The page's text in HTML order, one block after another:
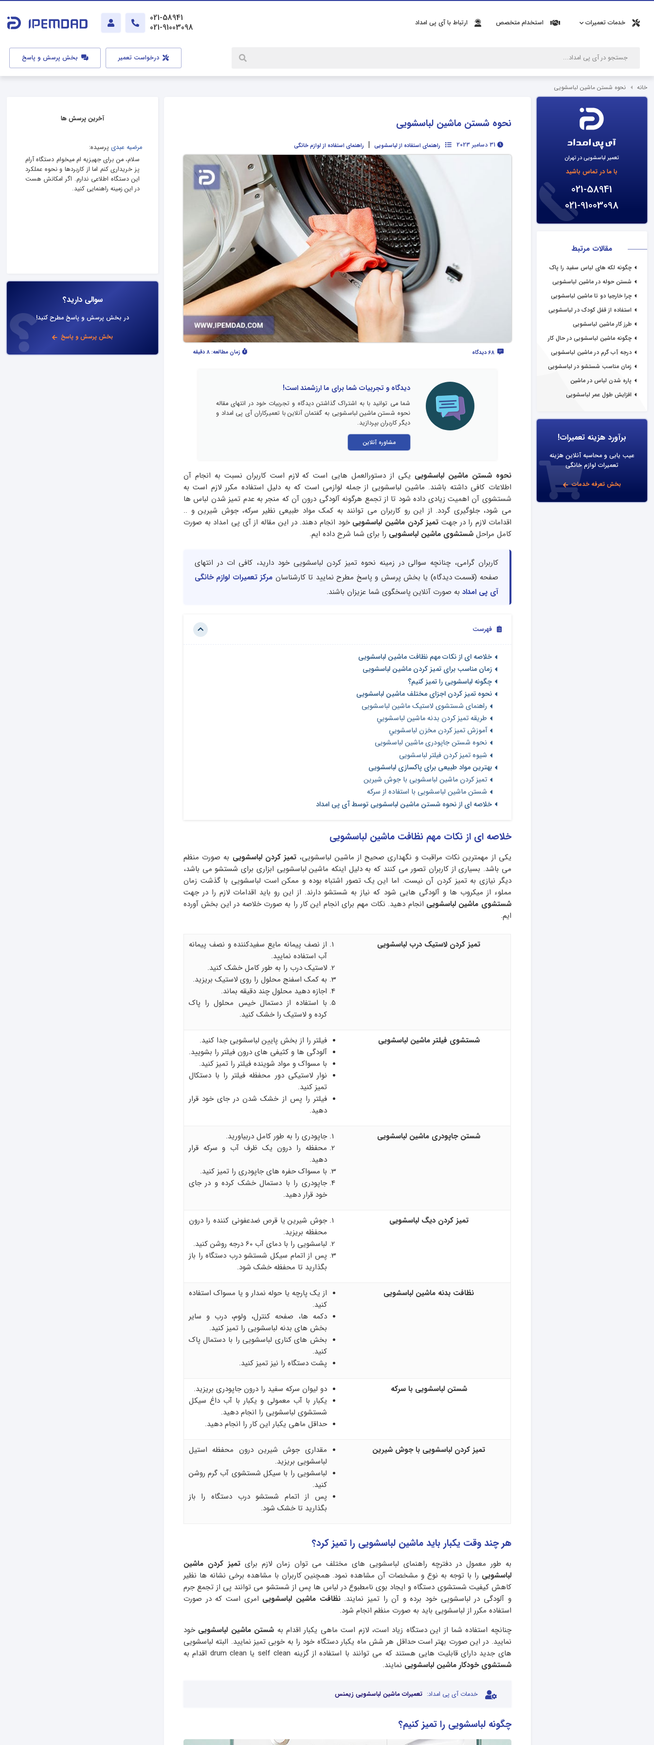
خدمات تعمیرات استخدام متخصص ارتباط با آی پی امداد
021-58941
021-91003098
درخواست تعمیر بخش پرسش و پاسخ
خانه نحوه شستن ماشین لباسشویی
تعمیر لباسشویی در تهران
با ما در تماس باشید
021-58941
021-91003098
مقالات مرتبط
چگونه لکه های لباس سفید را پاک
شستن حوله در ماشین لباسشویی
چرا خارجیا دو تا ماشین لباسشویی
استفاده از قفل کودک در لباسشویی
طرز کار ماشین لباسشویی
چگونه ماشین لباسشویی در حال کار
درجه آب گرم در ماشین لباسشویی
زمان مناسب شستشو در لباسشویی
پاره شدن لباس در ماشین
افزایش طول عمر لباسشویی
برآورد هزینه تعمیرات!
عیب یابی و محاسبه آنلاین هزینه
تعمیرات لوازم خانگی
بخش تعرفه خدمات
نحوه شستن ماشین لباسشویی
راهنمای استفاده از لباسشویی | راهنمای استفاده از لوازم خانگی
68 دیدگاه زمان مطالعه: 8 دقیقه
دیدگاه و تجربیات شما برای ما ارزشمند است!
شما می توانید با به اشتراک گذاشتن دیدگاه و تجربیات خود در انتهای مقاله
نحوه شستن ماشین لباسشویی به گفتمان آنلاین با تعمیرکاران آی پی امداد و
دیگر کاربران بپردازید.
مشاوره آنلاین
نحوه شستن ماشین لباسشویی یکی از دستورالعمل هایی است که لازم است کاربران نسبت به انجام آن
اطلاعات کافی داشته باشند. ماشین لباسشویی از جمله لوازمی است که به دلیل استفاده مکرر لازم است به
شستشوی آن اهمیت زیادی داده شود تا از تجمع هرگونه آلودگی درون آن که منجر به عدم تمیز شدن لباس ها
می شود، جلوگیری گردد. از این رو کاربران می توانند به کمک مواد طبیعی نظیر سرکه، جوش شیرین و ..
اقدامات لازم را در جهت تمیز کردن ماشین لباسشویی خود انجام دهند. در این مقاله از آی پی امداد به صورت
کامل مراحلشستشوی ماشین لباسشویی را برای شما شرح داده ایم.
کاربران گرامی، چنانچه سوالی در زمینه نحوه تمیز کردن لباسشویی خود دارید، کافی ات در انتهای
صفحه (قسمت دیدگاه) یا بخش پرسش و پاسخ مطرح نمایید تا کارشناسان مرکز تعمیرات لوازم خانگی
آی پی امداد به صورت آنلاین پاسخگوی شما عزیزان باشند.
فهرست
خلاصه ای از نکات مهم نظافت ماشین لباسشویی
زمان مناسب برای تمیز کردن ماشین لباسشویی
چگونه لباسشویی را تمیز کنیم؟
نحوه تمیز کردن اجزای مختلف ماشین لباسشویی
راهنمای شستشوی لاستیک ماشین لباسشویی
طریقه تميز كردن بدنه ماشين لباسشويي
آموزش تميز كردن مخزن لباسشويي
نحوه شستن جاپودری ماشین لباسشویی
شیوه تمیز کردن فیلتر لباسشویی
بهترین مواد طبیعی برای پاکسازی لباسشویی
تمیز کردن ماشین لباسشویی با جوش شیرین
شستن ماشین لباسشویی با استفاده از سرکه
خلاصه ای از نحوه شستن ماشین لباسشویی توسط آی پی امداد
خلاصه ای از نکات مهم نظافت ماشین لباسشویی
یکی از مهمترین نکات مراقبت و نگهداری صحیح از ماشین لباسشویی، تمیز کردن لباسشویی به صورت منظم
می باشد. بسیاری از کاربران تصور می کنند که به دلیل اینکه ماشین لباسشویی ابزاری برای شستشو می باشد،
دیگر نیازی به تمیز کردن آن نیست. اما این یک تصور اشتباه بوده و ممکن است لباسشویی با گذشت زمان
مملوء از میکروب ها و آلودگی هایی شود که نیاز به شستشو دارند. از این رو باید اقدامات لازم را در جهت
شستشوی ماشین لباسشویی انجام دهید. نکات مهم برای انجام این کار را به صورت خلاصه در این بخش آورده
ایم.
تمیز کردن لاستیک درب لباسشویی
از نصف پیمانه مایع سفیدکننده و نصف پیمانه
آب استفاده نمایید.
لاستیک درب را به طور کامل خشک کنید.
به کمک اسفنج محلول را روی لاستیک بریزید.
اجازه دهید محلول چند دقیقه بماند.
با استفاده از دستمال خیس محلول را پاک
کرده و لاستیک را خشک کنید.
شستشوی فیلتر ماشین لباسشویی
فیلتر را از بخش پایین لباسشویی جدا کنید.
آلودگی ها و کثیفی های درون فیلتر را بشویید.
با مسواک و مواد شوینده فیلتر را تمیز کنید.
نوار لاستیکی دور محفظه فیلتر را با دستکال
تمیز کنید.
فیلتر را پس از خشک شدن در جای خود قرار
دهید.
شستن جاپودری ماشین لباسشویی
جاپودری را به طور کامل دربیاورید.
محفظه را درون یک ظرف آب و سرکه قرار
دهید.
با مسواک حفره های جاپودری را تمیز کنید.
جاپودری را با دستمال خشک کرده و در جای
خود قرار دهید.
تمیز کردن دیگ لباسشویی
جوش شیرین یا قرص ضدعفونی کننده را درون
محفظه بریزید.
لباسشویی را با دمای آب 60 درجه روشن کنید.
پس از اتمام سیکل شستشو درب دستگاه را باز
بگذارید تا محفظه خشک شود.
نظافت بدنه ماشین لباسشویی
از یک پارچه یا حوله نمدار و یا مسواک استفاده
کنید.
دکمه ها، صفحه کنترل، ولوم، درب و سایر
بخش های بدنه لباسشویی را تمیز کنید.
بخش های کناری لباسشویی را با دستمال پاک
کنید.
پشت دستگاه را نیز تمیز کنید.
شستن لباسشویی با سرکه
دو لیوان سرکه سفید را درون جاپودری بریزید.
یکبار با آب معمولی و یکبار با آب داغ سیکل
شستشوی لباسشویی را انجام دهید.
حداقل ماهی یکبار این کار را انجام دهید.
تمیز کردن لباسشویی با جوش شیرین
مقداری جوش شیرین درون محفظه استیل
لباسشویی بریزید.
لباسشویی را با سیکل شستشوی آب گرم روشن
کنید.
پس از اتمام شستشو درب دستگاه را باز
بگذارید تا خشک شود.
هر چند وقت یکبار باید ماشین لباسشویی را تمیز کرد؟
به طور معمول در دفترچه راهنمای لباسشویی های مختلف می توان زمان لازم برای تمیز کردن ماشین
لباسشویی را با توجه به نوع و مشخصات آن مشاهده نمود. همچنین کاربران با مشاهده برخی نشانه ها نظیر
کاهش کیفیت شستشوی دستگاه و ایجاد بوی نامطبوع در لباس ها پس از شستشو می توانند پی از تجمع جرم
و آلودگی در لباسشویی خود برده و آن را تمیز نمایند. نظافت ماشین لباسشویی امری است که در صورت
استفاده مکرر از لباسشویی باید به صورت منظم انجام شود.
چنانچه استفاده شما از این دستگاه زیاد است، لازم است ماهی یکبار اقدام به شستن ماشین لباسشویی خود
نمایید. در این صورت بهتر است حداقل هر شش ماه یکبار دستگاه خود را به خوبی تمیز نمایید. البته لباسشویی
های جدید دارای قابلیت هایی هستند که می توانند با استفاده از گزینه self clean یا drum clean اقدام به
شستشوی خودکار ماشین لباسشویی نمایند.
خدمات آی پی امداد: تعمیرات ماشین لباسشویی زیمنس
چگونه لباسشویی را تمیز کنیم؟
آخرین پرسش ها
مرضیه عبدی پرسیده:
سلام، من برای جهیزیه‌ ام میخوام دستگاه آرام
پز خریداری کنم اما از کاربردها و نحوه عملکرد
این دستگاه اطلاعی ندارم. اگر امکانش هست
در این زمینه راهنمایی کنید.
سوالی دارید؟
در بخش پرسش و پاسخ مطرح کنید!
بخش پرسش و پاسخ